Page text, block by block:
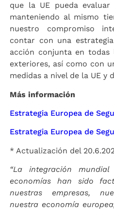
que la UE pueda
manteniendo al mismo
nuestro compromiso
contar con una
acción conjunta en
exteriores, así como con
medidas a nivel de la UE y
Más información
Estrategia Europea de
Estrategia Europea de
* Actualización del
“La integración
economías han sido
nuestras empresas,
nuestra economía